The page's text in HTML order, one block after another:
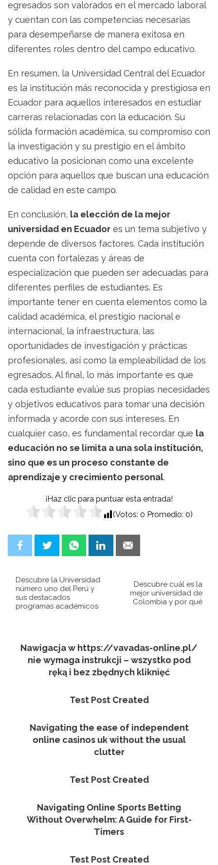
egresados son valorados en el mercado laboral
y cuentan con las competencias necesarias
para desempeñarse de manera exitosa en
diferentes roles dentro del campo educativo.
En resumen, la Universidad Central del Ecuador
es la institución más reconocida y prestigiosa en
Ecuador para aquellos interesados en estudiar
carreras relacionadas con la educación. Su
sólida formación académica, su compromiso con
la investigación y su prestigio en el ámbito
educativo la posicionan como una excelente
opción para aquellos que buscan una educación
de calidad en este campo.
En conclusión, la elección de la mejor
universidad en Ecuador es un tema subjetivo y
depende de diversos factores. Cada institución
cuenta con fortalezas y áreas de
especialización que pueden ser adecuadas para
diferentes perfiles de estudiantes. Es
importante tener en cuenta elementos como la
calidad académica, el prestigio nacional e
internacional, la infraestructura, las
oportunidades de investigación y prácticas
profesionales, así como la empleabilidad de los
egresados. Al final, lo más importante es que
cada estudiante evalúe sus propias necesidades
y objetivos educativos para tomar una decisión
informada y acorde con sus intereses. En
cualquier caso, es fundamental recordar que la
educación no se limita a una sola institución,
sino que es un proceso constante de
aprendizaje y crecimiento personal.
¡Haz clic para puntuar esta entrada!
(Votos: 0 Promedio: 0)
Descubre la Universidad
número uno del Perú y
sus destacados
programas académicos
Descubre cuál es la
mejor universidad de
Colombia y por qué
Nawigacja w https://vavadas-online.pl/
nie wymaga instrukcji – wszystko pod
ręką i bez zbędnych kliknięć
Test Post Created
Navigating the ease of independent
online casinos uk without the usual
clutter
Test Post Created
Navigating Online Sports Betting
Without Overwhelm: A Guide for First-
Timers
Test Post Created